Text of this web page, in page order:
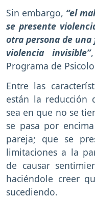
Sin embargo, “el
se presente
otra persona de
violencia invisible”
Programa de
Entre las
están la reducción
sea en que no se
se pasa por
pareja; que se
limitaciones a la
de causar
haciéndole creer
sucediendo.